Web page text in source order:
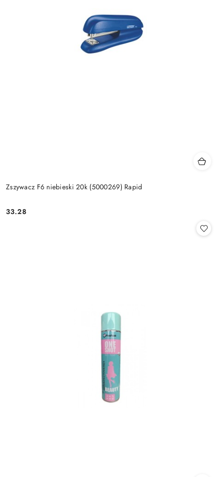
Zszywacz F6 niebieski 20k (5000269) Rapid
Cena:
33.28